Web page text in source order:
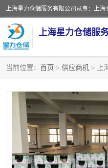
上海星力仓储服
当前位置： 首页 > 供应商机 > 上
上海仓储配送
上海仓库代运营
上海第三方仓储